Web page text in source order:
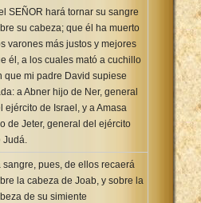
SEÑOR hará tornar su sangre
su cabeza; que él ha muerto
varones más justos y mejores
él, a los cuales mató a cuchillo
que mi padre David supiese
a Abner hijo de Ner, general
ejército de Israel, y a Amasa
de Jeter, general del ejército
Judá.
sangre, pues, de ellos recaerá
la cabeza de Joab, y sobre la
de su simiente